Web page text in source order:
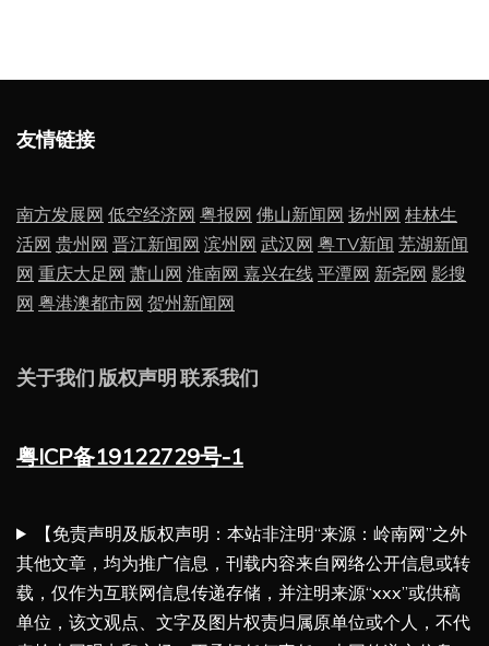
友情链接
南方发展网 低空经济网 粤报网 佛山新闻网 扬州网 桂林生
活网 贵州网 晋江新闻网 滨州网 武汉网 粤TV新闻 芜湖新闻
网 重庆大足网 萧山网 淮南网 嘉兴在线 平潭网 新尧网 影搜
网 粤港澳都市网 贺州新闻网
关于我们 版权声明 联系我们
粤ICP备19122729号-1
【免责声明及版权声明：本站非注明“来源：岭南网”之外
其他文章，均为推广信息，刊载内容来自网络公开信息或转
载，仅作为互联网信息传递存储，并注明来源“xxx”或供稿
单位，该文观点、文字及图片权责归属原单位或个人，不代